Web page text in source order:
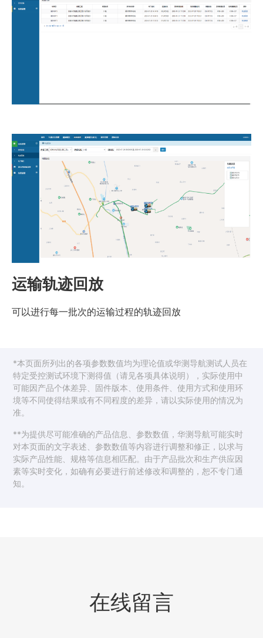
运输轨迹回放
可以进行每一批次的运输过程的轨迹回放
*本页面所列出的各项参数数值均为理论值或华测导航测试人员在
特定受控测试环境下测得值（请见各项具体说明），实际使用中
可能因产品个体差异、固件版本、使用条件、使用方式和使用环
境等不同使得结果或有不同程度的差异，请以实际使用的情况为
准。
**为提供尽可能准确的产品信息、参数数值，华测导航可能实时
对本页面的文字表述、参数数值等内容进行调整和修正，以求与
实际产品性能、规格等信息相匹配。由于产品批次和生产供应因
素等实时变化，如确有必要进行前述修改和调整的，恕不专门通
知。
在线留言